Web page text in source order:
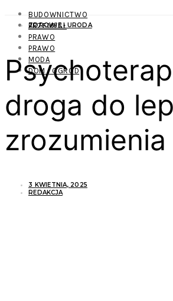
BUDOWNICTWO
PRZEMYSŁ
PRAWO
PRAWO
MODA
DOM I OGRÓD
ZDROWIE I URODA
droga do
3 KWIETNIA, 2025
REDAKCJA